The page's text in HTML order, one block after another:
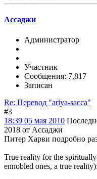
Ассаджи
Администратор
Участник
Сообщения: 7,817
Записан
Re: Перевод "ariya-sacca"
#3
18:39 05 мая 2010
2018 от Ассаджи
Питер Харви подробно
True reality for the
ennobled ones, a true reality):